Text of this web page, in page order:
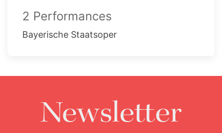
2 Performances
Bayerische Staatsoper
Newsletter